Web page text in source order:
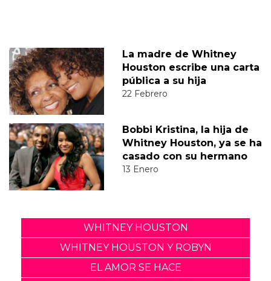
La madre de Whitney
Houston escribe una carta
pública a su hija
22 Febrero
Bobbi Kristina, la hija de
Whitney Houston, ya se ha
casado con su hermano
13 Enero
WHITNEY HOUSTON
WHITNEY HOUSTON Y ROBYN
EL AMOR SE HACE